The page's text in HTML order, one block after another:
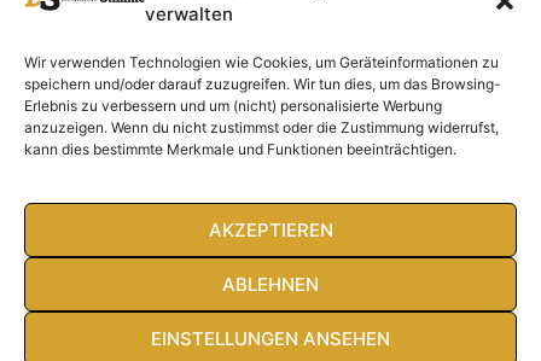
verwalten
Wir verwenden Technologien wie Cookies, um Geräteinformationen zu
speichern und/oder darauf zuzugreifen. Wir tun dies, um das Browsing-
Erlebnis zu verbessern und um (nicht) personalisierte Werbung
anzuzeigen. Wenn du nicht zustimmst oder die Zustimmung widerrufst,
kann dies bestimmte Merkmale und Funktionen beeinträchtigen.
AKZEPTIEREN
ABLEHNEN
EINSTELLUNGEN ANSEHEN
Unser Magazin
Spenden
Ausgaben
DS-TV
Rubriken
Deutschland
Ausland
Gespräch
Feuilleton
Rechtliche Hinweise
Impressum
Datenschutzerklärung